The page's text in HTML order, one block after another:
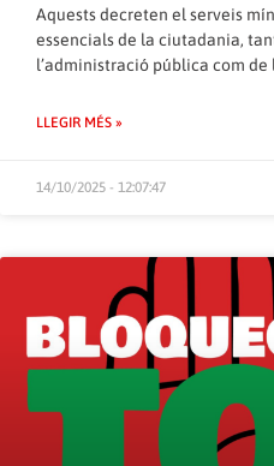
Aquests decreten el serveis
essencials de la ciutadania,
l’administració pública com de
LLEGIR MÉS »
14/10/2025 - 12:07:47